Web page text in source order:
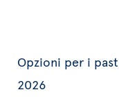
Opzioni per i
2026